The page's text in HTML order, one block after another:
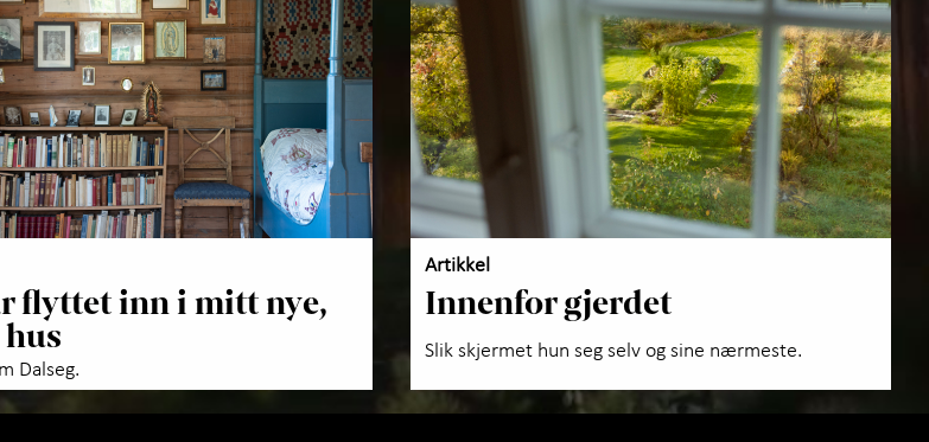
flyttet inn i mitt nye,
Dalseg.
Artikkel
Innenfor gjerdet
Slik skjermet hun seg selv og sine nærmeste.